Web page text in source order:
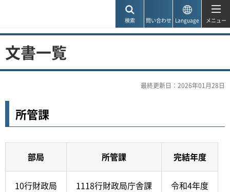
検索 問い合わせ Language メニュー
文書一覧
最終更新日：2026年01月28日
所管課
部局 所管課 完結年度
10行財政局 1118行財政局庁舎課 令和4年度